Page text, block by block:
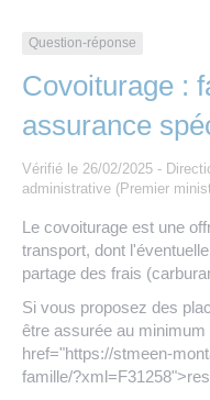
Travaux
Numérique
Nos publications
Question-réponse
Covoiturage :
assurance
Vérifié le 26/02/2025 -
administrative (Premier
Le covoiturage est une
transport, dont
partage des frais
Si vous proposez des
être assurée au
href="https://stmeen-
famille/